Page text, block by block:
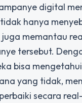
digital
hanya
memantau
tersebut.
bisa
yang tidak,
secara